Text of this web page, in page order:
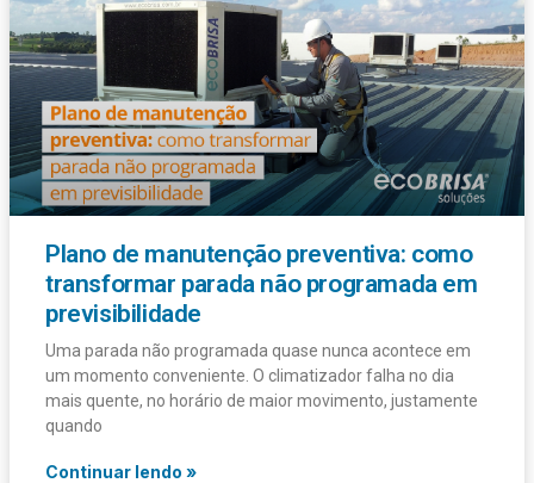
Plano de manutenção preventiva: como
transformar parada não programada em
previsibilidade
Uma parada não programada quase nunca acontece em
um momento conveniente. O climatizador falha no dia
mais quente, no horário de maior movimento, justamente
quando
Continuar lendo »